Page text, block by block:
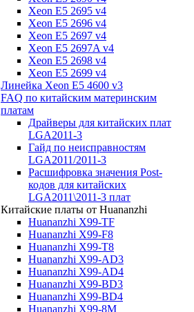
Xeon E5 2695 v4
Xeon E5 2696 v4
Xeon E5 2697 v4
Xeon E5 2697A v4
Xeon E5 2698 v4
Xeon E5 2699 v4
Линейка Xeon E5 4600 v3
FAQ по китайским материнским
платам
Драйверы для китайских плат
LGA2011-3
Гайд по неисправностям
LGA2011/2011-3
Расшифровка значения Post-
кодов для китайских
LGA2011\2011-3 плат
Китайские платы от Huananzhi
Huananzhi X99-TF
Huananzhi X99-F8
Huananzhi X99-T8
Huananzhi X99-AD3
Huananzhi X99-AD4
Huananzhi X99-BD3
Huananzhi X99-BD4
Huananzhi X99-8M